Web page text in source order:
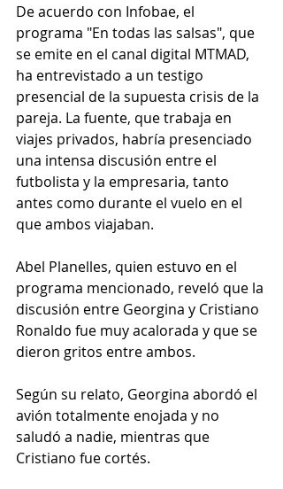
De acuerdo con Infobae, el
programa "En todas las salsas", que
se emite en el canal digital MTMAD,
ha entrevistado a un testigo
presencial de la supuesta crisis de la
pareja. La fuente, que trabaja en
viajes privados, habría presenciado
una intensa discusión entre el
futbolista y la empresaria, tanto
antes como durante el vuelo en el
que ambos viajaban.
Abel Planelles, quien estuvo en el
programa mencionado, reveló que la
discusión entre Georgina y Cristiano
Ronaldo fue muy acalorada y que se
dieron gritos entre ambos.
Según su relato, Georgina abordó el
avión totalmente enojada y no
saludó a nadie, mientras que
Cristiano fue cortés.